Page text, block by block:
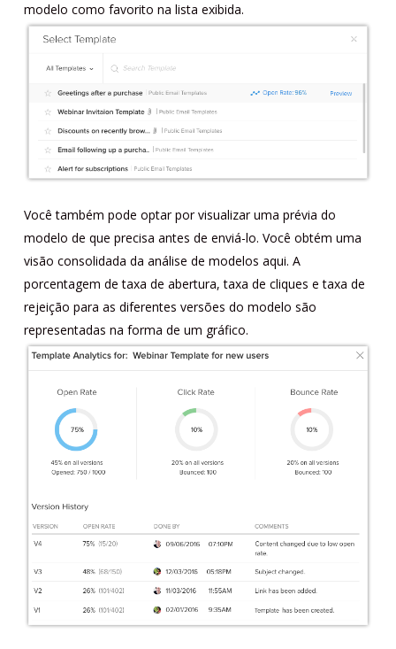
modelo como favorito na lista exibida.
Você também pode optar por visualizar uma prévia do
modelo de que precisa antes de enviá-lo. Você obtém uma
visão consolidada da análise de modelos aqui. A
porcentagem de taxa de abertura, taxa de cliques e taxa de
rejeição para as diferentes versões do modelo são
representadas na forma de um gráfico.